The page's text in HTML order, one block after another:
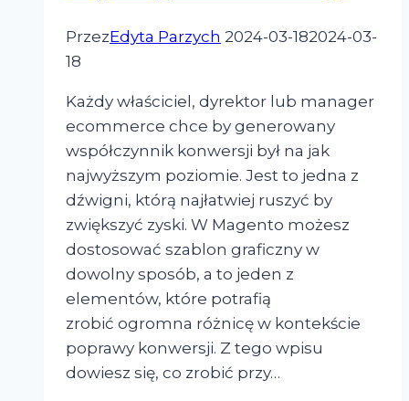
PrzezEdyta Parzych 2024-03-182024-03-
18
Każdy właściciel, dyrektor lub manager
ecommerce chce by generowany
współczynnik konwersji był na jak
najwyższym poziomie. Jest to jedna z
dźwigni, którą najłatwiej ruszyć by
zwiększyć zyski. W Magento możesz
dostosować szablon graficzny w
dowolny sposób, a to jeden z
elementów, które potrafią
zrobić ogromna różnicę w kontekście
poprawy konwersji. Z tego wpisu
dowiesz się, co zrobić przy…